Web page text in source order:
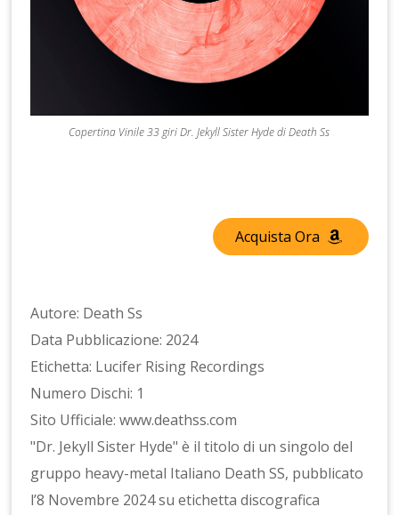
Copertina Vinile 33 giri Dr. Jekyll Sister Hyde di Death Ss
Acquista Ora
Autore: Death Ss
Data Pubblicazione: 2024
Etichetta: Lucifer Rising Recordings
Numero Dischi: 1
Sito Ufficiale: www.deathss.com
"Dr. Jekyll Sister Hyde" è il titolo di un singolo del
gruppo heavy-metal Italiano Death SS, pubblicato
l’8 Novembre 2024 su etichetta discografica